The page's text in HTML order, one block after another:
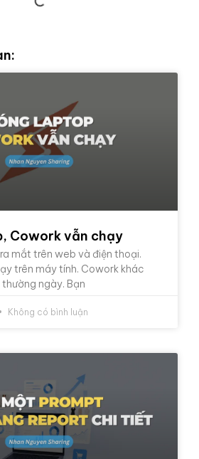
Cowork vẫn chạy
mắt trên web và điện thoại.
trên máy tính. Cowork khác
ngày. Bạn
Không có bình luận